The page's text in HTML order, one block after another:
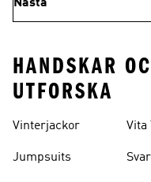
Nästa
HANDSKAR
UTFORSKA
Vinterjackor
Jumpsuits
Vita